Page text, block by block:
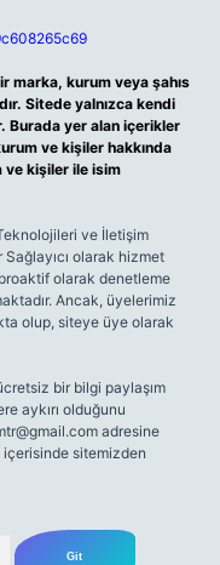
marka, kurum veya şahıs
Sitede yalnızca kendi
Burada yer alan içerikler
ve kişiler hakkında
ve kişiler ile isim
ve İletişim
Sağlayıcı olarak hizmet
olarak denetleme
Ancak, üyelerimiz
olup, siteye üye olarak
bir bilgi paylaşım
aykırı olduğunu
adresine
sitemizden